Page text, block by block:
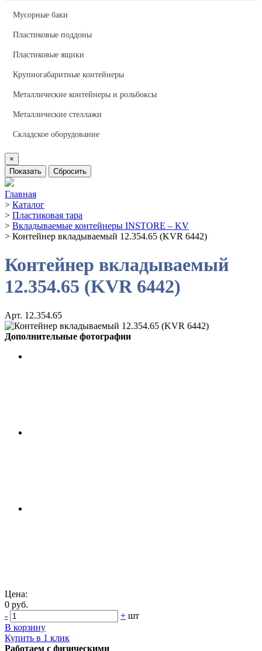
Мусорные баки
Пластиковые поддоны
Пластиковые ящики
Крупногабаритные контейнеры
Металлические контейнеры и рольбоксы
Металлические стеллажи
Складское оборудование
×
Показать
Сбросить
Главная
> Каталог
> Пластиковая тара
> Вкладываемые контейнеры INSTORE – KV
> Контейнер вкладываемый 12.354.65 (KVR 6442)
Контейнер вкладываемый
12.354.65 (KVR 6442)
Арт. 12.354.65
Дополнительные фотографии
Цена:
0 руб.
-
+ шт
В корзину
Купить в 1 клик
Работаем с физическими